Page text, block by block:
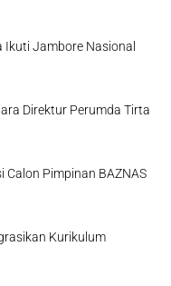
Ikuti Jambore Nasional
Direktur Perumda Tirta
Calon Pimpinan BAZNAS
Kurikulum